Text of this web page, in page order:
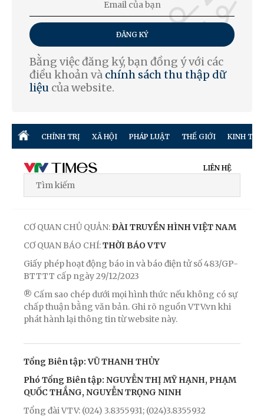
ĐĂNG KÝ
Bằng việc đăng ký, bạn đồng ý với các
điều khoản và chính sách thu thập dữ
liệu của website.
CHÍNH TRỊ XÃ HỘI PHÁP LUẬT THẾ GIỚI KINH TẾ
LIÊN HỆ
CƠ QUAN CHỦ QUẢN:ĐÀI TRUYỀN HÌNH VIỆT NAM
CƠ QUAN BÁO CHÍ:THỜI BÁO VTV
Giấy phép hoạt động báo in và báo điện tử số 483/GP-
BTTTT cấp ngày 29/12/2023
® Cấm sao chép dưới mọi hình thức nếu không có sự
chấp thuận bằng văn bản. Ghi rõ nguồn VTV.vn khi
phát hành lại thông tin từ website này.
Tổng Biên tập: VŨ THANH THỦY
Phó Tổng Biên tập: NGUYỄN THỊ MỸ HẠNH, PHẠM
QUỐC THẮNG, NGUYỄN TRỌNG NINH
Tổng đài VTV: (024) 3.8355931; (024)3.8355932